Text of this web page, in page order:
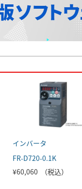
インバータ
FR-D720-0.1K
¥60,060 （税込）